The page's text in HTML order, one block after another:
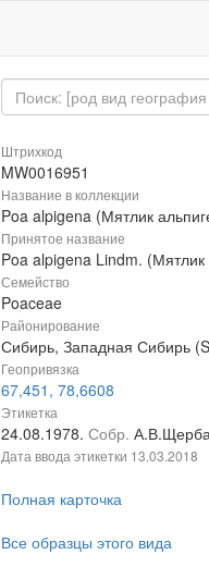
Штрихкод
MW0016951
Название в коллекции
Poa alpigena (Мятлик
Принятое название
Poa alpigena Lindm.
Семейство
Poaceae
Районирование
Сибирь, Западная Сибирь
Геопривязка
67,451, 78,6608
Этикетка
24.08.1978. Собр.
Дата ввода этикетки 13.03.2018
Полная карточка
Все образцы этого вида